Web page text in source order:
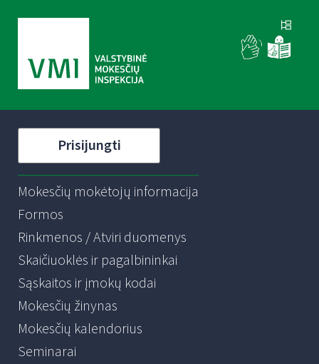
Prisijungti
Mokesčių mokėtojų informacija
Formos
Rinkmenos / Atviri duomenys
Skaičiuoklės ir pagalbininkai
Sąskaitos ir įmokų kodai
Mokesčių žinynas
Mokesčių kalendorius
Seminarai